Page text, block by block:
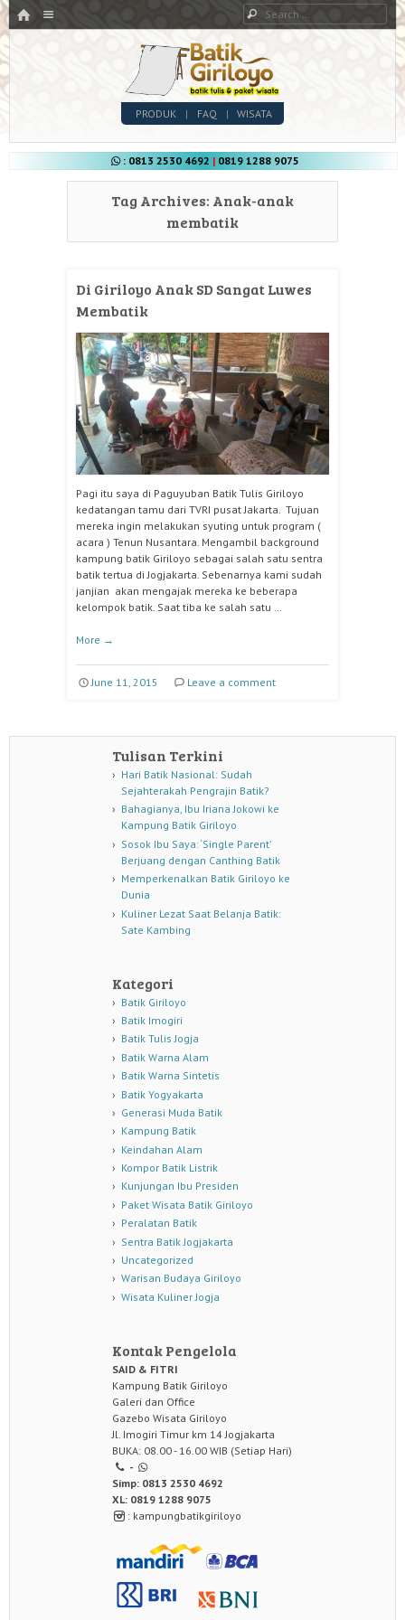
HOME Search
Batik Giriloyo
Menu
SKIP TO CONTENT
PRODUK FAQ WISATA
: 0813 2530 4692 |0819 1288 9075
Tag Archives: Anak-anak
membatik
Di Giriloyo Anak SD Sangat Luwes
Membatik
Pagi itu saya di Paguyuban Batik Tulis Giriloyo
kedatangan tamu dari TVRI pusat Jakarta. Tujuan
mereka ingin melakukan syuting untuk program (
acara ) Tenun Nusantara. Mengambil background
kampung batik Giriloyo sebagai salah satu sentra
batik tertua di Jogjakarta. Sebenarnya kami sudah
janjian akan mengajak mereka ke beberapa
kelompok batik. Saat tiba ke salah satu …
More →
June 11, 2015 Leave a comment
Tulisan Terkini
Hari Batik Nasional: Sudah
Sejahterakah Pengrajin Batik?
Bahagianya, Ibu Iriana Jokowi ke
Kampung Batik Giriloyo
Sosok Ibu Saya: ‘Single Parent’
Berjuang dengan Canthing Batik
Memperkenalkan Batik Giriloyo ke
Dunia
Kuliner Lezat Saat Belanja Batik:
Sate Kambing
Kategori
Batik Giriloyo
Batik Imogiri
Batik Tulis Jogja
Batik Warna Alam
Batik Warna Sintetis
Batik Yogyakarta
Generasi Muda Batik
Kampung Batik
Keindahan Alam
Kompor Batik Listrik
Kunjungan Ibu Presiden
Paket Wisata Batik Giriloyo
Peralatan Batik
Sentra Batik Jogjakarta
Uncategorized
Warisan Budaya Giriloyo
Wisata Kuliner Jogja
Kontak Pengelola
SAID & FITRI
Kampung Batik Giriloyo
Galeri dan Office
Gazebo Wisata Giriloyo
Jl. Imogiri Timur km 14 Jogjakarta
BUKA: 08.00 - 16.00 WIB (Setiap Hari)
-
Simp: 0813 2530 4692
XL: 0819 1288 9075
: kampungbatikgiriloyo